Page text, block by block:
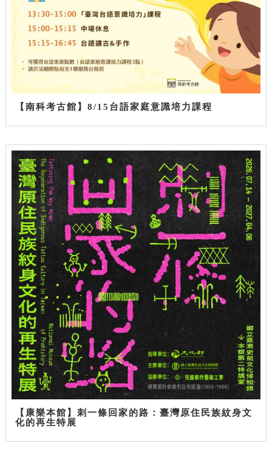
【南科考古館】8/15台語家庭意識培力課程
【康樂本館】刺一條回家的路：臺灣原住民族紋身文
化的再生特展